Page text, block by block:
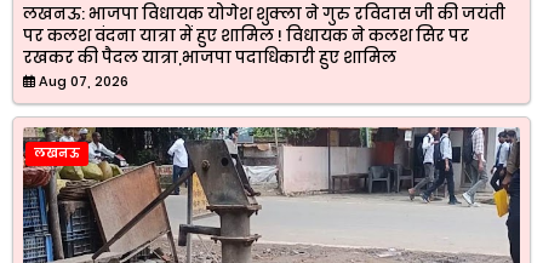
लखनऊ: भाजपा विधायक योगेश शुक्ला ने गुरु रविदास जी की जयंती
पर कलश वंदना यात्रा में हुए शामिल ! विधायक ने कलश सिर पर
रखकर की पैदल यात्रा,भाजपा पदाधिकारी हुए शामिल
Aug 07, 2026
लखनऊ